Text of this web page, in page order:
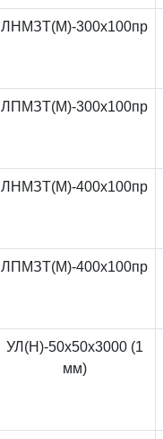
ЛНМЗТ(М)-300x100пр
ЛПМЗТ(М)-300x100пр
ЛНМЗТ(М)-400x100пр
ЛПМЗТ(М)-400x100пр
УЛ(Н)-50x50x3000 (1
мм)